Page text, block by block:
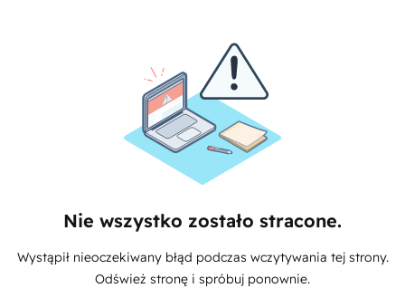
Nie wszystko zostało stracone.
Wystąpił nieoczekiwany błąd podczas wczytywania tej strony.
Odśwież stronę i spróbuj ponownie.